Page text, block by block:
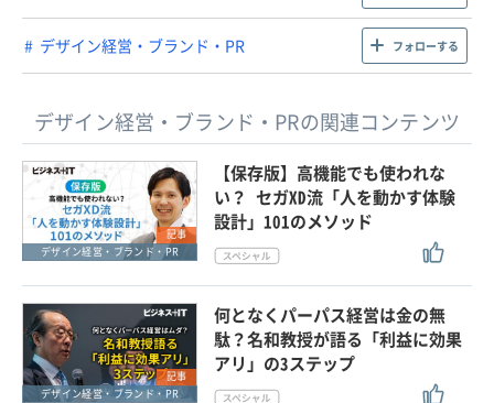
デザイン経営・ブランド・PR フォローする
デザイン経営・ブランド・PRの関連コンテンツ
記事
デザイン経営・ブランド・PR
【保存版】高機能でも使われな
い？ セガXD流「人を動かす体験
設計」101のメソッド
記事
デザイン経営・ブランド・PR
何となくパーパス経営は金の無
駄？名和教授が語る「利益に効果
アリ」の3ステップ